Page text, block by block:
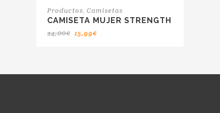
Productos, Camisetas
CAMISETA MUJER STRENGTH
24,00€ 15,99€